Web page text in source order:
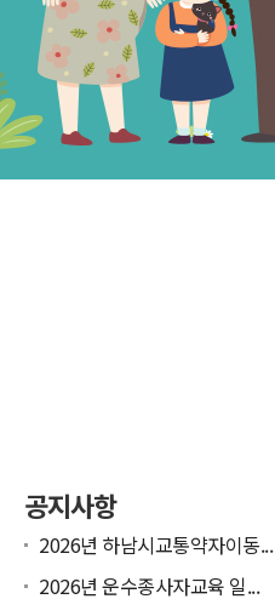
공지사항
2026년 하남시교통약자이동...
2026년 운수종사자교육 일...